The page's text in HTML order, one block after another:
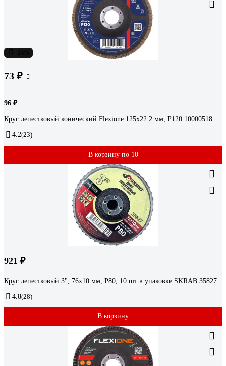
73 ₽
96 ₽
Круг лепестковый конический Flexione 125x22.2 мм, Р120 10000518
4.2(23)
В корзину по 10
921 ₽
Круг лепестковый 3", 76x10 мм, P80, 10 шт в упаковке SKRAB 35827
4.8(28)
В корзину